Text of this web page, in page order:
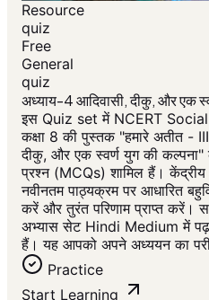
Resource
quiz
Free
General
quiz
अध्याय-4 आदिवासी, दीकु, और एक
इस Quiz set में NCERT Social
कक्षा 8 की पुस्तक "हमारे अतीत -
दीकु, और एक स्वर्ण युग की कल्पना"
प्रश्न (MCQs) शामिल हैं। केंद्रीय
नवीनतम पाठ्यक्रम पर आधारित
करें और तुरंत परिणाम प्राप्त करें।
अभ्यास सेट Hindi Medium में पढ़
हैं। यह आपको अपने अध्ययन का
Practice
Start Learning